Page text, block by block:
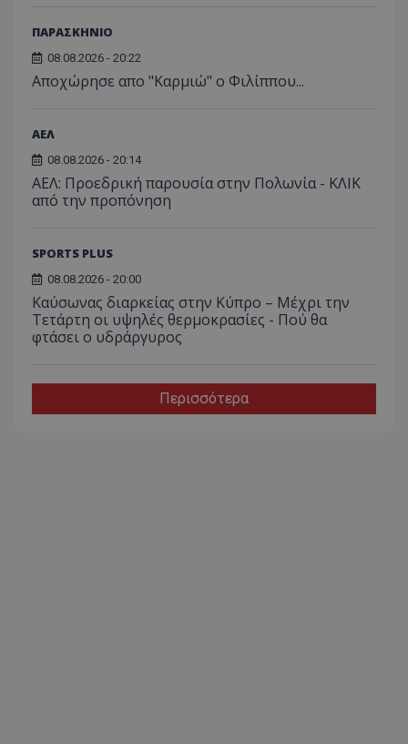
ΠΑΡΑΣΚΗΝΙΟ
08.08.2026 - 20:22
Aποχώρησε απο "Καρμιώ" ο Φιλίππου...
ΑΕΛ
08.08.2026 - 20:14
ΑΕΛ: Προεδρική παρουσία στην Πολωνία - ΚΛΙΚ
από την προπόνηση
SPORTS PLUS
08.08.2026 - 20:00
Καύσωνας διαρκείας στην Κύπρο – Μέχρι την
Τετάρτη οι υψηλές θερμοκρασίες - Πού θα
φτάσει ο υδράργυρος
Περισσότερα